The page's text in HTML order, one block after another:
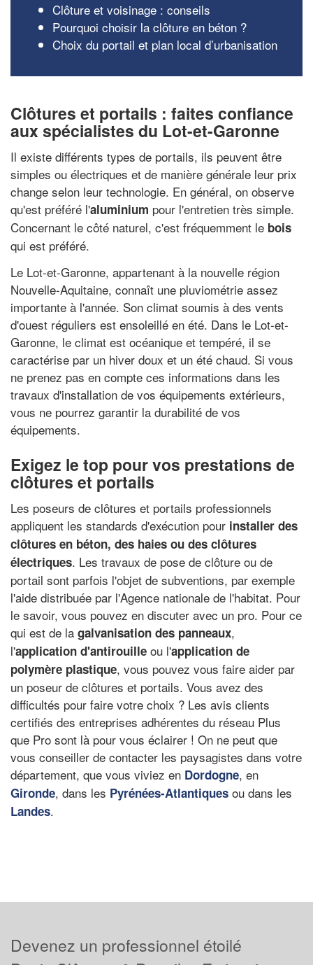
Clôture et voisinage : conseils
Pourquoi choisir la clôture en béton ?
Choix du portail et plan local d’urbanisation
Clôtures et portails : faites confiance
aux spécialistes du Lot-et-Garonne
Il existe différents types de portails, ils peuvent être
simples ou électriques et de manière générale leur prix
change selon leur technologie. En général, on observe
qu'est préféré l'aluminium pour l'entretien très simple.
Concernant le côté naturel, c'est fréquemment le bois
qui est préféré.
Le Lot-et-Garonne, appartenant à la nouvelle région
Nouvelle-Aquitaine, connaît une pluviométrie assez
importante à l'année. Son climat soumis à des vents
d'ouest réguliers est ensoleillé en été. Dans le Lot-et-
Garonne, le climat est océanique et tempéré, il se
caractérise par un hiver doux et un été chaud. Si vous
ne prenez pas en compte ces informations dans les
travaux d'installation de vos équipements extérieurs,
vous ne pourrez garantir la durabilité de vos
équipements.
Exigez le top pour vos prestations de
clôtures et portails
Les poseurs de clôtures et portails professionnels
appliquent les standards d'exécution pour installer des
clôtures en béton, des haies ou des clôtures
électriques. Les travaux de pose de clôture ou de
portail sont parfois l'objet de subventions, par exemple
l'aide distribuée par l'Agence nationale de l'habitat. Pour
le savoir, vous pouvez en discuter avec un pro. Pour ce
qui est de la galvanisation des panneaux,
l'application d'antirouille ou l'application de
polymère plastique, vous pouvez vous faire aider par
un poseur de clôtures et portails. Vous avez des
difficultés pour faire votre choix ? Les avis clients
certifiés des entreprises adhérentes du réseau Plus
que Pro sont là pour vous éclairer ! On ne peut que
vous conseiller de contacter les paysagistes dans votre
département, que vous viviez en Dordogne, en
Gironde, dans les Pyrénées-Atlantiques ou dans les
Landes.
Devenez un professionnel étoilé